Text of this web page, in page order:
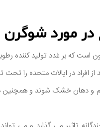
مورد شوگرن
است که بر غدد تولید کننده
و دهان خشک شوند و همچنین